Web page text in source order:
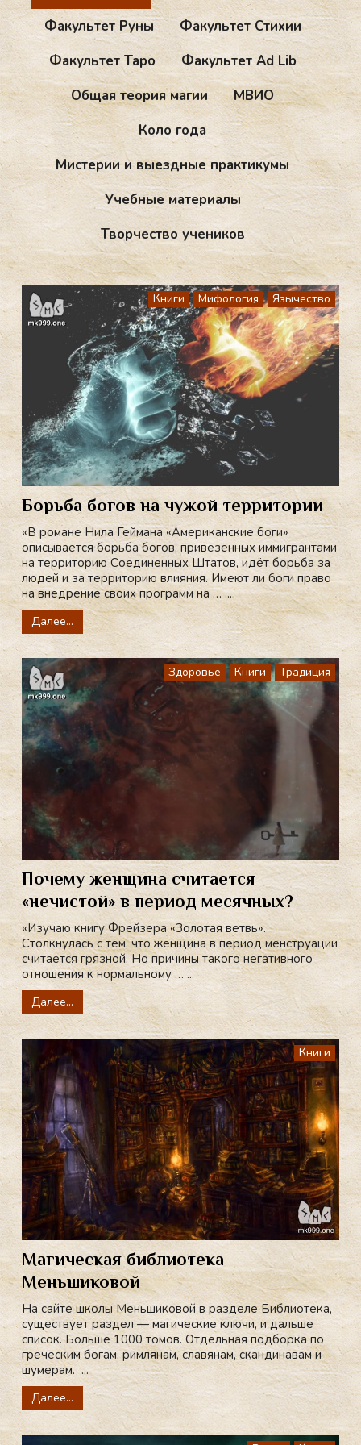
Факультет Руны
Факультет Стихии
Факультет Таро
Факультет Ad Lib
Общая теория магии
МВИО
Коло года
Мистерии и выездные практикумы
Учебные материалы
Творчество учеников
Книги Мифология Язычество
Борьба богов на чужой территории
«В романе Нила Геймана «Американские боги»
описывается борьба богов, привезённых иммигрантами
на территорию Соединенных Штатов, идёт борьба за
людей и за территорию влияния. Имеют ли боги право
на внедрение своих программ на … ...
Далее...
Здоровье Книги Традиция
Почему женщина считается
«нечистой» в период месячных?
«Изучаю книгу Фрейзера «Золотая ветвь».
Столкнулась с тем, что женщина в период менструации
считается грязной. Но причины такого негативного
отношения к нормальному … ...
Далее...
Книги
Магическая библиотека
Меньшиковой
На сайте школы Меньшиковой в разделе Библиотека,
существует раздел — магические ключи, и дальше
список. Больше 1000 томов. Отдельная подборка по
греческим богам, римлянам, славянам, скандинавам и
шумерам. ...
Далее...